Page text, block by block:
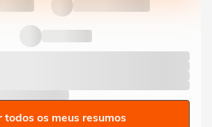
todos os meus resumos